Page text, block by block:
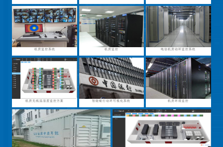
机房监控系统 机房监控 电信机房动环监控系统
机房无线温湿度监控方案 智能银行动环可视化系统 机房环境监控